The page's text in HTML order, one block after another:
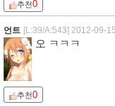
추천0
언트 [L:39/A:543] 2012-09-
오 ㅋㅋㅋ
추천0